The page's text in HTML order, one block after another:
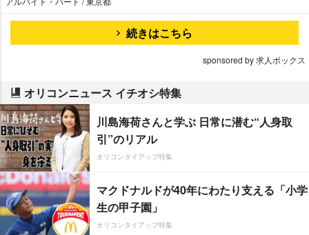
続きはこちら
sponsored by 求人ボックス
オリコンニュース イチオシ特集
川島海荷さんと学ぶ 日常に潜む“人身取
引”のリアル
オリコンタイアップ特集
マクドナルドが40年にわたり支える「小学
生の甲子園」
オリコンタイアップ特集